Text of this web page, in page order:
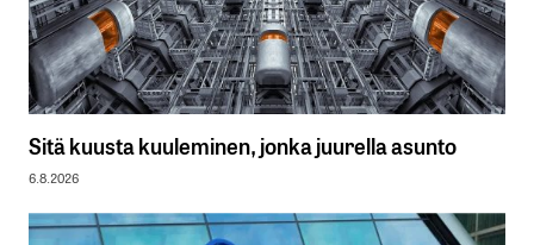
Sitä kuusta kuuleminen, jonka juurella asunto
6.8.2026